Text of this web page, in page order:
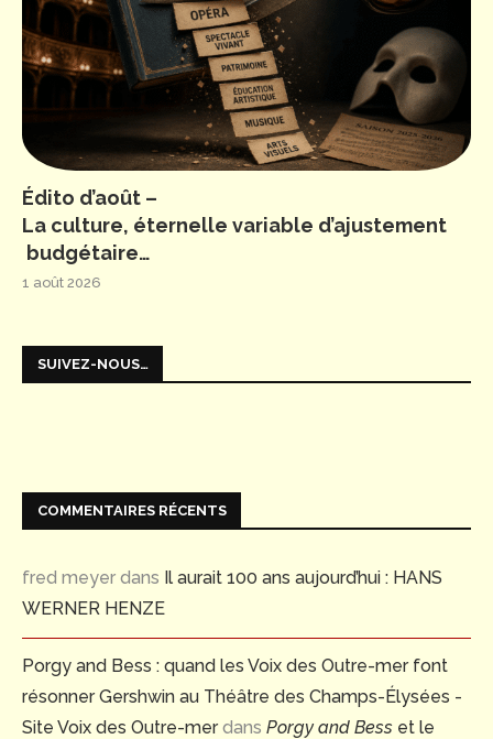
Édito d’août –
La culture, éternelle variable d’ajustement
budgétaire…
1 août 2026
SUIVEZ-NOUS…
COMMENTAIRES RÉCENTS
fred meyer dans Il aurait 100 ans aujourd’hui : HANS
WERNER HENZE
Porgy and Bess : quand les Voix des Outre-mer font
résonner Gershwin au Théâtre des Champs-Élysées -
Site Voix des Outre-merdans Porgy and Bess et le